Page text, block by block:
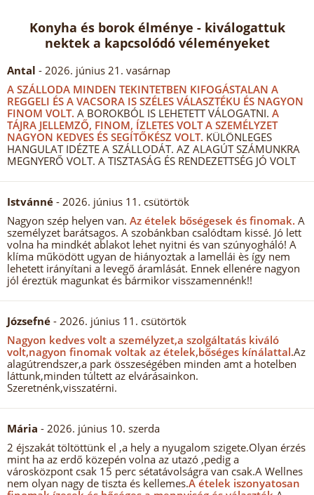
Konyha és borok élménye - kiválogattuk
nektek a kapcsolódó véleményeket
Antal - 2026. június 21. vasárnap
A SZÁLLODA MINDEN TEKINTETBEN KIFOGÁSTALAN A
REGGELI ÉS A VACSORA IS SZÉLES VÁLASZTÉKU ÉS NAGYON
FINOM VOLT. A BOROKBÓL IS LEHETETT VÁLOGATNI. A
TÁJRA JELLEMZŐ, FINOM, ÍZLETES VOLT A SZEMÉLYZET
NAGYON KEDVES ÉS SEGÍTŐKÉSZ VOLT. KÜLÖNLEGES
HANGULAT IDÉZTE A SZÁLLODÁT. AZ ALAGÚT SZÁMUNKRA
MEGNYERŐ VOLT. A TISZTASÁG ÉS RENDEZETTSÉG JÓ VOLT
Istvánné - 2026. június 11. csütörtök
Nagyon szép helyen van. Az ételek bőségesek és finomak. A
személyzet barátsagos. A szobánkban csalódtam kissé. Jó lett
volna ha mindkét ablakot lehet nyitni és van szúnyogháló! A
klíma működött ugyan de hiányoztak a lamellái ès így nem
lehetett irányítani a levegő áramlását. Ennek ellenére nagyon
jól éreztük magunkat és bármikor visszamennénk!!
Józsefné - 2026. június 11. csütörtök
Nagyon kedves volt a személyzet,a szolgáltatás kiváló
volt,nagyon finomak voltak az ételek,bőséges kínálattal.Az
alagútrendszer,a park összeségében minden amt a hotelben
láttunk,minden túltett az elvárásainkon.
Szeretnénk,visszatérni.
Mária - 2026. június 10. szerda
2 éjszakát töltöttünk el ,a hely a nyugalom szigete.Olyan érzés
mint ha az erdő közepén volna az utazó ,pedig a
városközpont csak 15 perc sétatávolságra van csak.A Wellnes
nem olyan nagy de tiszta és kellemes.A ételek iszonyatosan